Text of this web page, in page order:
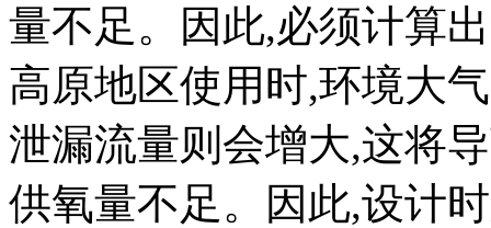
量不足。因此,必须计算
高原地区使用时,环境大
泄漏流量则会增大,这将
供氧量不足。因此,设计